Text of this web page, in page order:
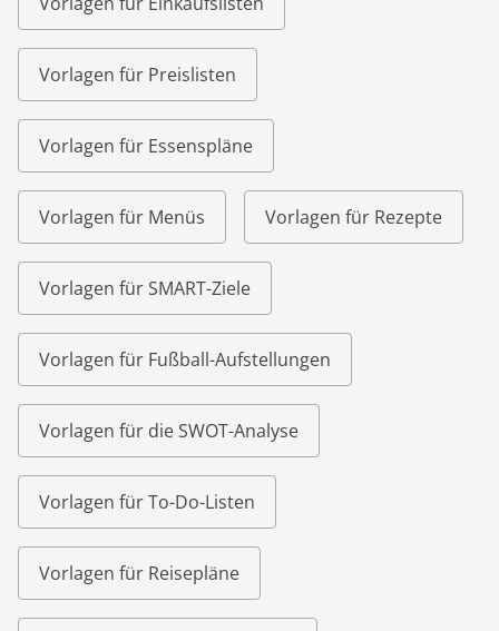
Vorlagen für Preislisten
Vorlagen für Essenspläne
Vorlagen für Menüs Vorlagen für Rezepte
Vorlagen für SMART-Ziele
Vorlagen für Fußball-Aufstellungen
Vorlagen für die SWOT-Analyse
Vorlagen für To-Do-Listen
Vorlagen für Reisepläne